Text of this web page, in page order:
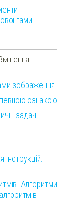
гами
зображення
певною ознакою
задачі
Алгоритми